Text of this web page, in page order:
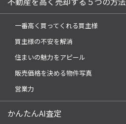
一番高く買ってくれる買主様
買主様の不安を解消
住まいの魅力をアピール
販売価格を決める物件写真
営業力
かんたんAI査定